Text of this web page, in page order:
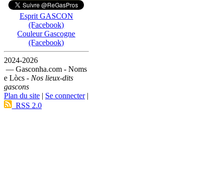
Esprit GASCON
(Facebook)
Couleur Gascogne
(Facebook)
2024-2026
— Gasconha.com - Noms
e Lòcs - Nos lieux-dits
gascons
Plan du site | Se connecter|
RSS 2.0